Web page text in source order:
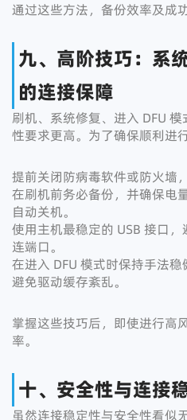
通过这些方法，备份效率及成
九、高阶技巧：系
的连接保障
刷机、系统修复、进入 DFU
性要求更高。为了确保顺利进
提前关闭防病毒软件或防火墙
在刷机前务必备份，并确保电
自动关机。
使用主机最稳定的 USB 接口
连端口。
在进入 DFU 模式时保持手法
避免驱动缓存紊乱。
掌握这些技巧后，即使进行高
率。
十、安全性与连接
虽然连接稳定性与安全性看似